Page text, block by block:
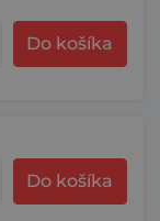
Do košíka
Do košíka